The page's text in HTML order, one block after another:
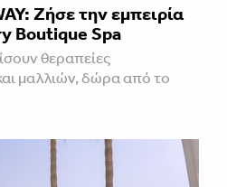
Ζήσε την εμπειρία
Boutique Spa
θεραπείες
μαλλιών, δώρα από το